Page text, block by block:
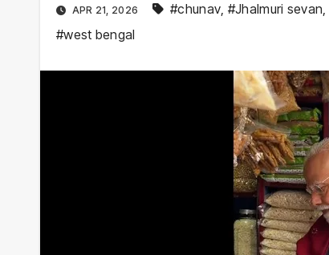
APR 21, 2026 #chunav, #Jhalmuri sevan,
#west bengal